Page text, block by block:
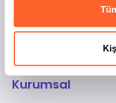
Kurumsal